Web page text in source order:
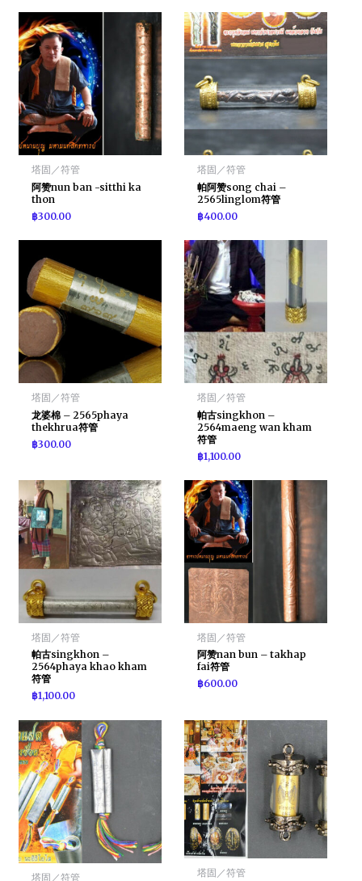
塔固／符管
阿赞nun ban -sitthi ka
thon
฿300.00
塔固／符管
帕阿赞song chai –
2565linglom符管
฿400.00
塔固／符管
龙婆棉 – 2565phaya
thekhrua符管
฿300.00
塔固／符管
帕古singkhon –
2564maeng wan kham
符管
฿1,100.00
塔固／符管
帕古singkhon –
2564phaya khao kham
符管
฿1,100.00
塔固／符管
阿赞nan bun – takhap
fai符管
฿600.00
塔固／符管 塔固／符管